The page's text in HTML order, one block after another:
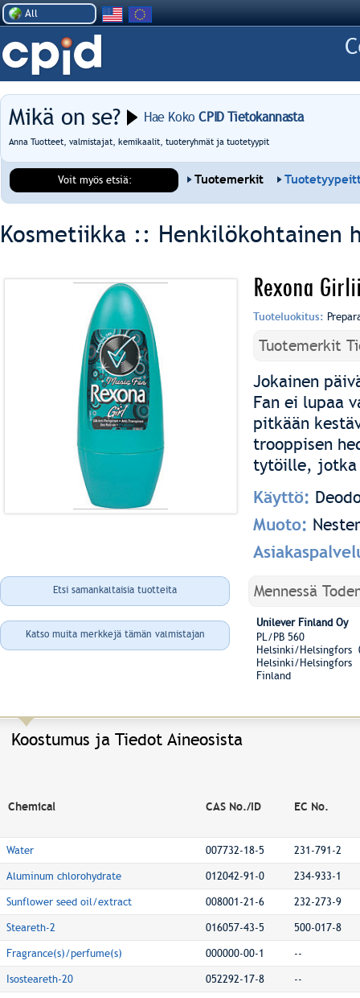
All
Mikä on se? Hae Koko CPID Tietokannasta
Anna Tuotteet, valmistajat, kemikaalit, tuoteryhmät ja tuotetyypit
Voit myös etsiä: Tuotemerkit
Kosmetiikka :: Henkilökohtainen
Rexona
Tuoteluokitus:
Tuotemerkit
Jokainen
Fan ei lupaa
pitkään
trooppisen
tytöille, jotka
Käyttö:
Muoto:
Etsi samankaltaisia tuotteita
Katso muita merkkejä tämän valmistajan
Mennessä
Unilever Finland Oy
PL/PB 560
Helsinki/Helsingfors
Helsinki/Helsingfors
Finland
Koostumus ja Tiedot Aineosista
Chemical CAS No./ID EC No.
Water 007732-18-5 231-791-2
Aluminum chlorohydrate 012042-91-0 234-933-1
Sunflower seed oil/extract 008001-21-6 232-273-9
Steareth-2 016057-43-5 500-017-8
Fragrance(s)/perfume(s) 000000-00-1 --
Isosteareth-20 052292-17-8 --